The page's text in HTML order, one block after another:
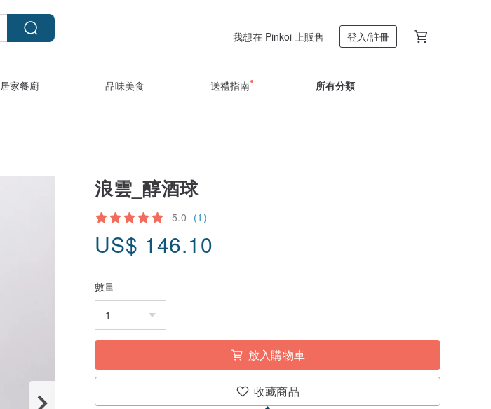
我想在 Pinkoi 上販售 登入/註冊
居家餐廚 品味美食 送禮指南 所有分類
浪雲_醇酒球
5.0 (1)
US$ 146.10
數量
放入購物車
收藏商品